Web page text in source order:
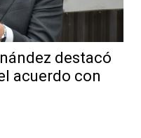
destacó
acuerdo con